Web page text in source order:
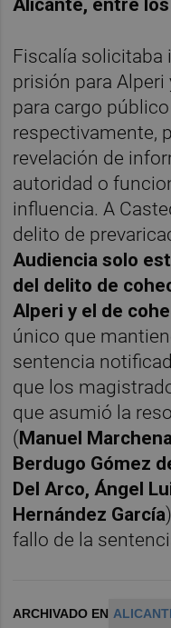
Alicante, entre
Fiscalía solicitaba
prisión para
para cargo
respectivamente,
revelación de
autoridad o
influencia. A
delito de
Audiencia solo
del delito de
Alperi y el de
único que
sentencia
que los
que asumió la
( Manuel
Berdugo Gómez
Del Arco, Ángel
Hernández García
fallo de la
ARCHIVADO EN